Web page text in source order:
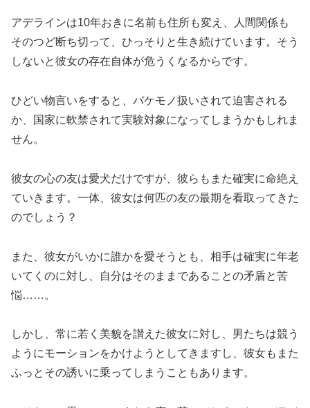
アデラインは10年おきに名前も住所も変え、人間関係も
そのつど断ち切って、ひっそりと生き続けています。そう
しないと彼女の存在自体が危うくなるからです。
ひどい物言いをすると、バケモノ扱いされて迫害される
か、国家に軟禁されて実験対象になってしまうかもしれま
せん。
彼女の心の友は愛犬だけですが、彼らもまた確実に命絶え
ていきます。一体、彼女は何匹の友の最期を看取ってきた
のでしょう？
また、彼女がいかに誰かを愛そうとも、相手は確実に年老
いてくのに対し、自分はそのままであることの矛盾と苦
悩……。
しかし、常に若く美貌を讃えた彼女に対し、男たちは競う
ようにモーションをかけようとしてきますし、彼女もまた
ふっとその誘いに乗ってしまうこともあります。